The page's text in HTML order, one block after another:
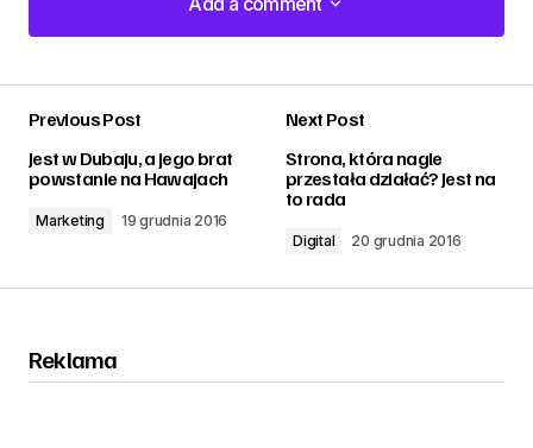
Add a comment
Previous Post
Jest w Dubaju, a jego brat
powstanie na Hawajach
Marketing 19 grudnia 2016
Next Post
Strona, która nagle
przestała działać? Jest na
to rada
Digital 20 grudnia 2016
Reklama